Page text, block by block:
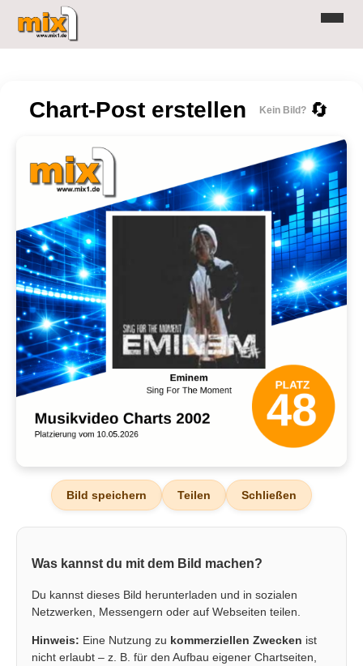
Chart-Post erstellen Kein Bild? 🔄
Bild speichern Teilen Schließen
Was kannst du mit dem Bild machen?
Du kannst dieses Bild herunterladen und in sozialen
Netzwerken, Messengern oder auf Webseiten teilen.
Hinweis: Eine Nutzung zu kommerziellen Zwecken ist
nicht erlaubt – z. B. für den Aufbau eigener Chartseiten,